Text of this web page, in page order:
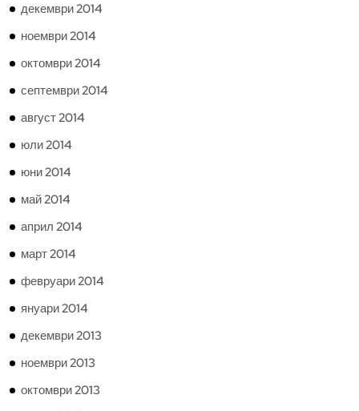
декември 2014
ноември 2014
октомври 2014
септември 2014
август 2014
юли 2014
юни 2014
май 2014
април 2014
март 2014
февруари 2014
януари 2014
декември 2013
ноември 2013
октомври 2013